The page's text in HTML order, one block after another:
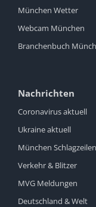
München Wetter
Webcam München
Branchenbuch
Nachrichten
Coronavirus aktuell
Ukraine aktuell
München Schlagzeilen
Verkehr & Blitzer
MVG Meldungen
Deutschland & Welt